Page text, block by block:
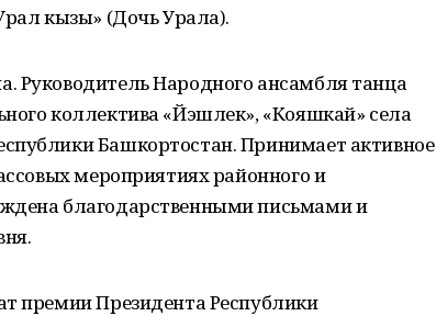
кызы» (Дочь Урала).
Руководитель Народного ансамбля танца
коллектива «Йэшлек», «Кояшкай» села
Башкортостан. Принимает активное
мероприятиях районного и
благодарственными письмами и
премии Президента Республики